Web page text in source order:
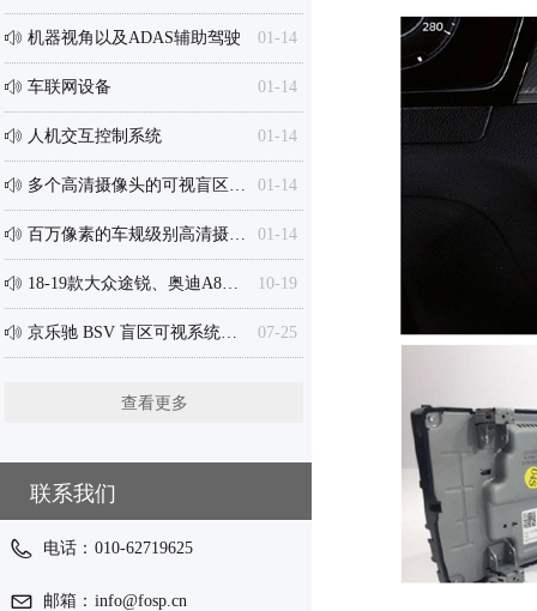
01-14
ꂗ 机器视角以及ADAS辅助驾驶
01-14
ꂗ 车联网设备
01-14
ꂗ 人机交互控制系统
01-14
ꂗ 多个高清摄像头的可视盲区监测系统
01-14
ꂗ 百万像素的车规级别高清摄像头
10-19
ꂗ 18-19款大众途锐、奥迪A8、保时捷 京乐驰VGA高清360度全景专用接口盒、安卓一体机...
07-25
ꂗ 京乐驰 BSV 盲区可视系统为您安全出行护航
查看更多
联系我们
电话： 010-62719625
邮箱： info@fosp.cn